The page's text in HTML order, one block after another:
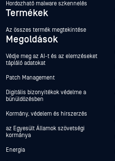
Hordozható malware szkennelés
Termékek
Az összes termék megtekintése
Megoldások
Védje meg az AI-t és az elemzéseket
tápláló adatokat
Patch Management
Digitális bizonyítékok védelme a
bűnüldözésben
Kormány, védelem és hírszerzés
az Egyesült Államok szövetségi
kormánya
Energia